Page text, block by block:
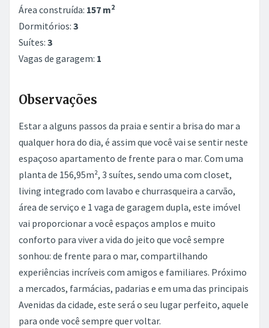
Área construída: 157 m2
Dormitórios: 3
Suítes: 3
Vagas de garagem: 1
Observações
Estar a alguns passos da praia e sentir a brisa do mar a
qualquer hora do dia, é assim que você vai se sentir neste
espaçoso apartamento de frente para o mar. Com uma
planta de 156,95m², 3 suítes, sendo uma com closet,
living integrado com lavabo e churrasqueira a carvão,
área de serviço e 1 vaga de garagem dupla, este imóvel
vai proporcionar a você espaços amplos e muito
conforto para viver a vida do jeito que você sempre
sonhou: de frente para o mar, compartilhando
experiências incríveis com amigos e familiares. Próximo
a mercados, farmácias, padarias e em uma das principais
Avenidas da cidade, este será o seu lugar perfeito, aquele
para onde você sempre quer voltar.